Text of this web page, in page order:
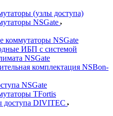
(узлы доступа)
NSGate
коммутаторы NSGate
ИБП с системой
NSGate
комплектация NSBon-
NSGate
TFortis
доступа DIVITEC